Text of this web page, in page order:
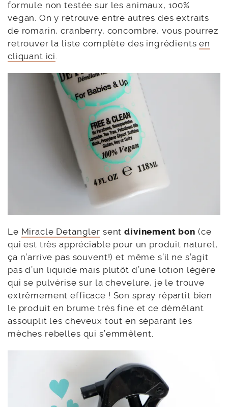
formule non testée sur les animaux, 100%
vegan. On y retrouve entre autres des extraits
de romarin, cranberry, concombre, vous pourrez
retrouver la liste complète des ingrédientsen
cliquant ici
Le Miracle Detangler sentdivinement bon (ce
qui est très appréciable pour un produit naturel,
ça n’arrive pas souvent!) et même s’il ne s’agit
pas d’un liquide mais plutôt d’une lotion légère
qui se pulvérise sur la chevelure, je le trouve
extrêmement efficace ! Son spray répartit bien
le produit en brume très fine et ce démêlant
assouplit les cheveux tout en séparant les
mèches rebelles qui s’emmêlent.